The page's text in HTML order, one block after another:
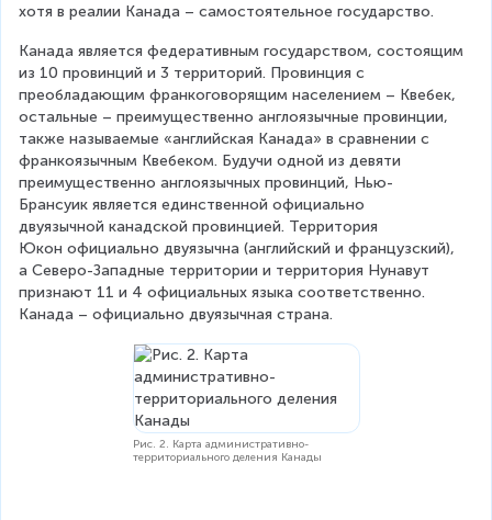
хотя в реалии Канада – самостоятельное государство.
Канада является федеративным государством, состоящим
из 10 провинций и 3 территорий. Провинция с
преобладающим франкоговорящим населением – Квебек,
остальные – преимущественно англоязычные провинции,
также называемые «английская Канада» в сравнении с
франкоязычным Квебеком. Будучи одной из девяти
преимущественно англоязычных провинций, Нью-
Брансуик является единственной официально
двуязычной канадской провинцией. Территория
Юкон официально двуязычна (английский и французский),
а Северо-Западные территории и территория Нунавут
признают 11 и 4 официальных языка соответственно.
Канада – официально двуязычная страна.
Рис. 2. Карта административно-
территориального деления Канады